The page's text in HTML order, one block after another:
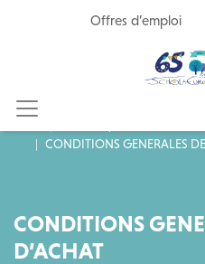
Offres d’emploi
CONDITIONS GENERALES
CONDITIONS
D’ACHAT